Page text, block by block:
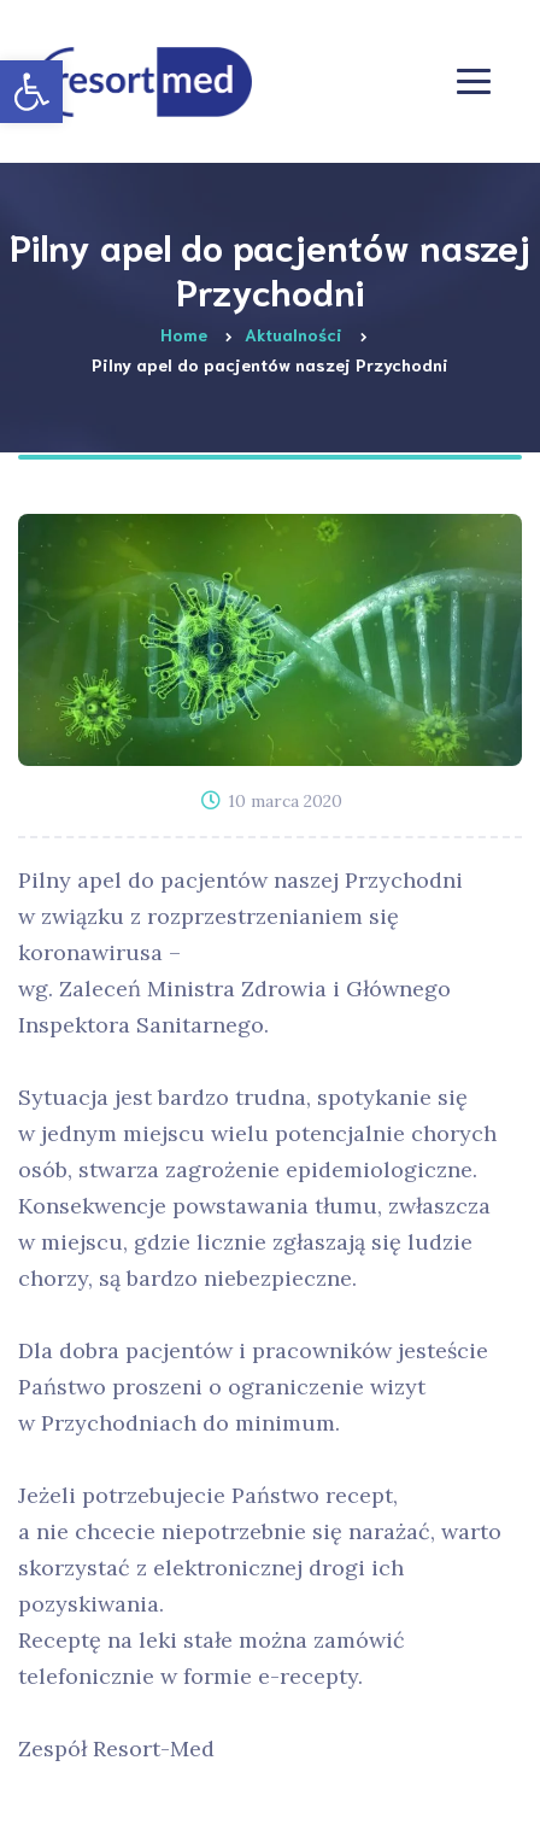
Otwórz pasek narzędzi
Pilny apel do pacjentów naszej
Przychodni
Home
Aktualności
Pilny apel do pacjentów naszej Przychodni
10 marca 2020
Pilny apel do pacjentów naszej Przychodni
w związku z rozprzestrzenianiem się
koronawirusa –
wg. Zaleceń Ministra Zdrowia i Głównego
Inspektora Sanitarnego.
Sytuacja jest bardzo trudna, spotykanie się
w jednym miejscu wielu potencjalnie chorych
osób, stwarza zagrożenie epidemiologiczne.
Konsekwencje powstawania tłumu, zwłaszcza
w miejscu, gdzie licznie zgłaszają się ludzie
chorzy, są bardzo niebezpieczne.
Dla dobra pacjentów i pracowników jesteście
Państwo proszeni o ograniczenie wizyt
w Przychodniach do minimum.
Jeżeli potrzebujecie Państwo recept,
a nie chcecie niepotrzebnie się narażać, warto
skorzystać z elektronicznej drogi ich
pozyskiwania.
Receptę na leki stałe można zamówić
telefonicznie w formie e-recepty.
Zespół Resort-Med